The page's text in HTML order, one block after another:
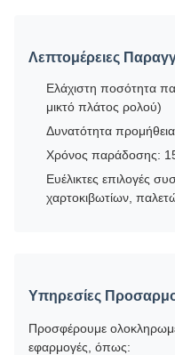
Λεπτομέρειες
Ελάχιστη ποσότητα
μικτό πλάτος ρολού)
Δυνατότητα
Χρόνος παράδοσης:
Ευέλικτες επιλογές
χαρτοκιβωτίων,
Υπηρεσίες
Προσφέρουμε
εφαρμογές, όπως: